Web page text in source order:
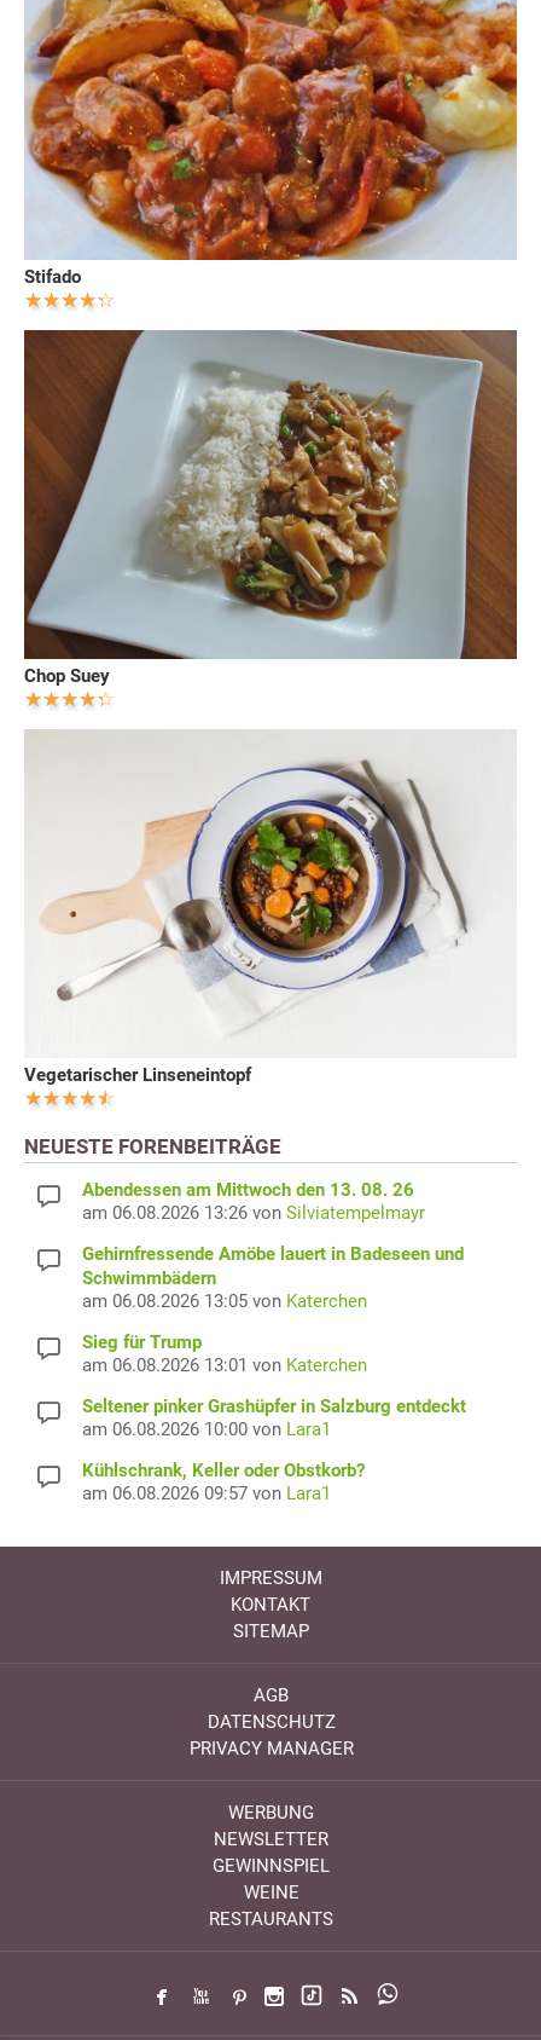
Stifado
Chop Suey
Vegetarischer Linseneintopf
NEUESTE FORENBEITRÄGE
Abendessen am Mittwoch den 13. 08. 26
am 06.08.2026 13:26 von Silviatempelmayr
Gehirnfressende Amöbe lauert in Badeseen und
Schwimmbädern
am 06.08.2026 13:05 von Katerchen
Sieg für Trump
am 06.08.2026 13:01 von Katerchen
Seltener pinker Grashüpfer in Salzburg entdeckt
am 06.08.2026 10:00 von Lara1
Kühlschrank, Keller oder Obstkorb?
am 06.08.2026 09:57 von Lara1
IMPRESSUM
KONTAKT
SITEMAP
AGB
DATENSCHUTZ
PRIVACY MANAGER
WERBUNG
NEWSLETTER
GEWINNSPIEL
WEINE
RESTAURANTS